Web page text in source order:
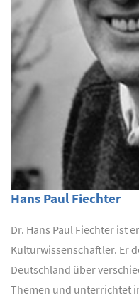
Hans Paul Fiechter
Dr. Hans Paul Fiechter ist
Kulturwissenschaftler. Er
Deutschland über
Themen und unterrichtet